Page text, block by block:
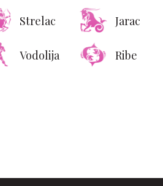
Strelac Jarac
Vodolija Ribe